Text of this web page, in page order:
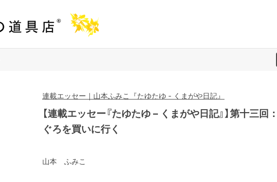
連載エッセー｜山本ふみこ『たゆたゆ - くまがや日記』
【連載エッセー『たゆたゆ – くまがや日記』】第十三回
ぐろを買いに行く
山本 ふみこ